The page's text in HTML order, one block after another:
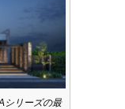
シリーズの最